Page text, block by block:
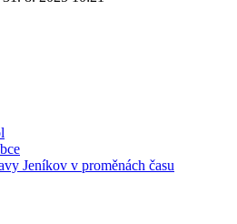
Jeníkov v proměnách času